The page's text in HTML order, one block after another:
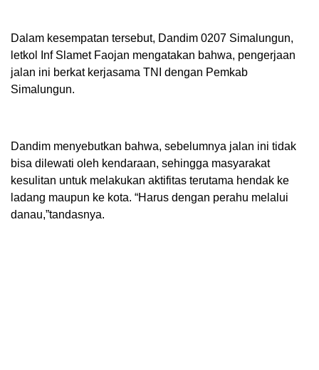
Dalam kesempatan tersebut, Dandim 0207 Simalungun,
letkol Inf Slamet Faojan mengatakan bahwa, pengerjaan
jalan ini berkat kerjasama TNI dengan Pemkab
Simalungun.
Dandim menyebutkan bahwa, sebelumnya jalan ini tidak
bisa dilewati oleh kendaraan, sehingga masyarakat
kesulitan untuk melakukan aktifitas terutama hendak ke
ladang maupun ke kota. “Harus dengan perahu melalui
danau,”tandasnya.